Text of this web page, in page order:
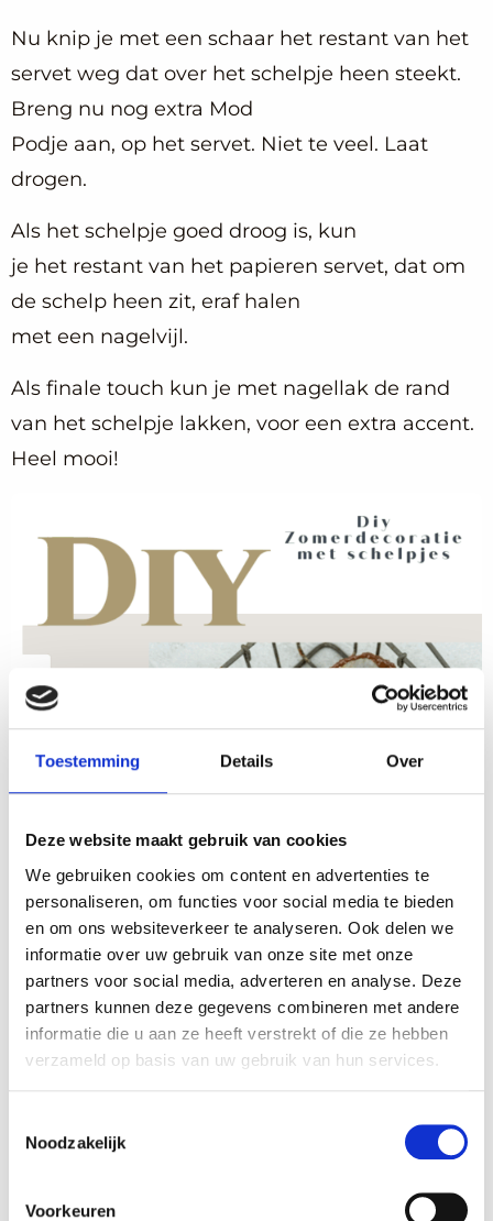
Toestemming Details Over
Deze website maakt gebruik van cookies
We gebruiken cookies om content en advertenties te
personaliseren, om functies voor social media te bieden
en om ons websiteverkeer te analyseren. Ook delen we
informatie over uw gebruik van onze site met onze
partners voor social media, adverteren en analyse. Deze
partners kunnen deze gegevens combineren met andere
informatie die u aan ze heeft verstrekt of die ze hebben
verzameld op basis van uw gebruik van hun services.
Noodzakelijk
Voorkeuren
Nu knip je met een schaar het restant van het
servet weg dat over het schelpje heen steekt.
Breng nu nog extra Mod
Podje aan, op het servet. Niet te veel. Laat
drogen.
Als het schelpje goed droog is, kun
je het restant van het papieren servet, dat om
de schelp heen zit, eraf halen
met een nagelvijl.
Als finale touch kun je met nagellak de rand
van het schelpje lakken, voor een extra accent.
Heel mooi!